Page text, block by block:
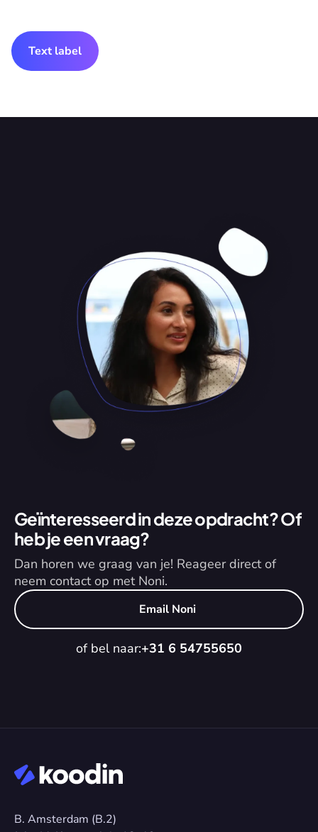
Text label
Geïnteresseerd in deze opdracht? Of
heb je een vraag?
Dan horen we graag van je! Reageer direct of
neem contact op met Noni.
Email Noni
of bel naar:+31 6 54755650
B. Amsterdam (B.2)